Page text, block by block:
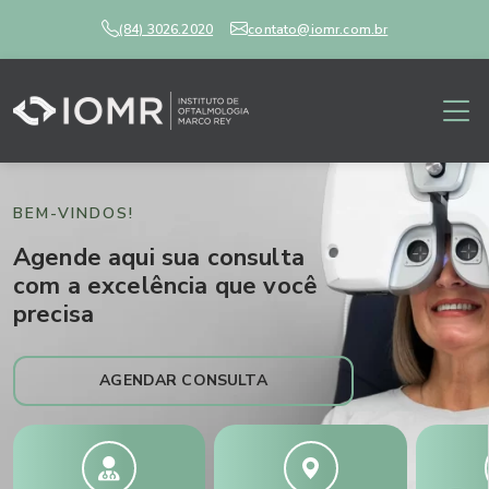
(84) 3026.2020 contato@iomr.com.br
BEM-VINDOS!
Agende aqui sua consulta
com a excelência que você
precisa
AGENDAR CONSULTA